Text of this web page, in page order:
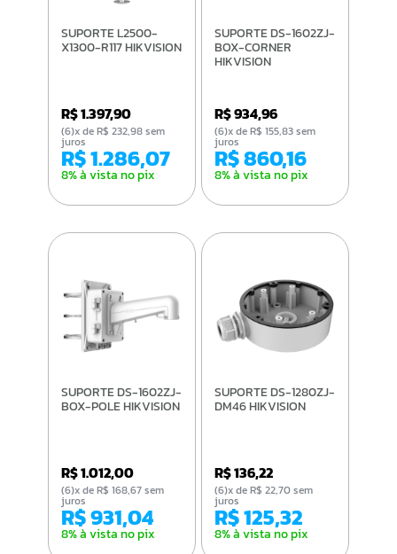
SUPORTE L2500-
X1300-R117 HIKVISION
R$ 1.397,90
R$ 1.286,07
8% à vista no pix
(6)x de R$ 232,98 sem
juros
SUPORTE DS-1602ZJ-
BOX-CORNER
HIKVISION
R$ 934,96
R$ 860,16
8% à vista no pix
(6)x de R$ 155,83 sem
juros
SUPORTE DS-1602ZJ-
BOX-POLE HIKVISION
R$ 1.012,00
R$ 931,04
8% à vista no pix
(6)x de R$ 168,67 sem
juros
SUPORTE DS-1280ZJ-
DM46 HIKVISION
R$ 136,22
R$ 125,32
8% à vista no pix
(6)x de R$ 22,70 sem
juros